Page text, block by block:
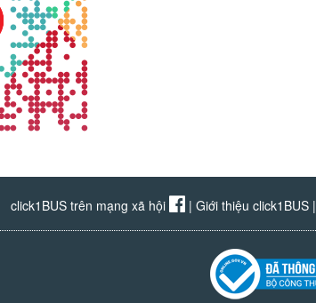
click1BUS trên mạng xã hội | Giới thiệu click1BUS|